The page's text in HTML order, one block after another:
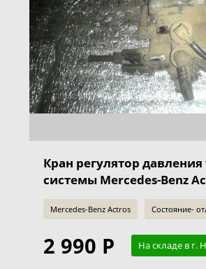
Кран регулятор
системы Mercedes-Benz
Mercedes-Benz Actros Состояние-
2 990 Р На складе в г.